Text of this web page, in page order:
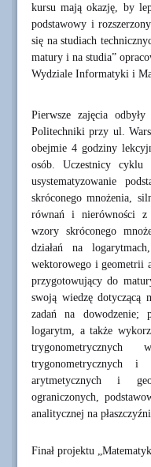
kursu mają okazję, by
podstawowy i
się na studiach
matury i na studia”
Wydziale Informatyki i
Pierwsze zajęcia
Politechniki przy ul.
obejmie 4 godziny
osób. Uczestnicy
usystematyzowanie
skróconego mnożenia,
równań i nierówności z
wzory skróconego
działań na
wektorowego i geometrii
przygotowujący do
swoją wiedzę dotyczącą
zadań na dowodzenie;
logarytm, a także
trygonometrycznych i
arytmetycznych i
ograniczonych,
analitycznej na
Finał projektu